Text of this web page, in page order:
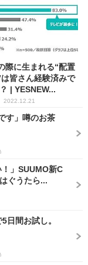
際に生まれる“配置
皆さん経験済みで
| YESNEW...
2022.12.21
す」噂のお茶
」SUUMO新C
ぐうたら...
日間お試し。